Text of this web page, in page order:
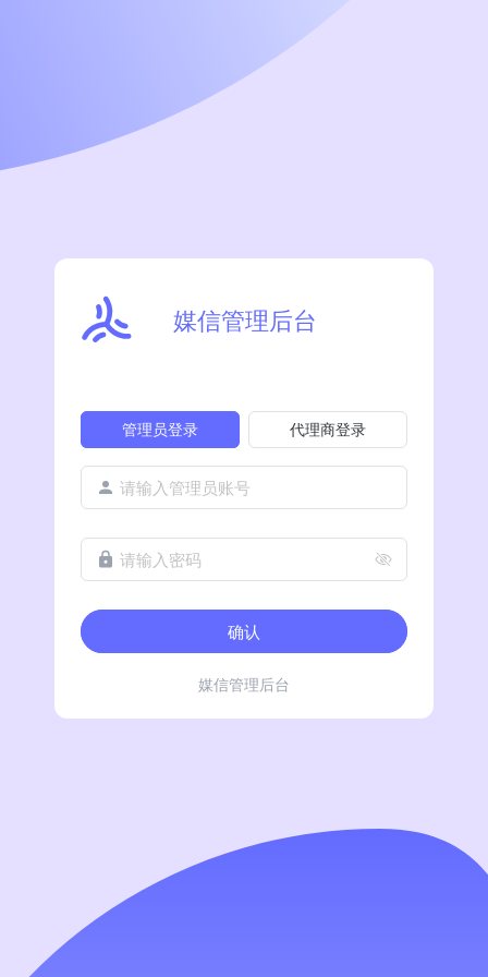
媒信管理后台
管理员登录 代理商登录
请输入管理员账号
请输入密码
确认
媒信管理后台